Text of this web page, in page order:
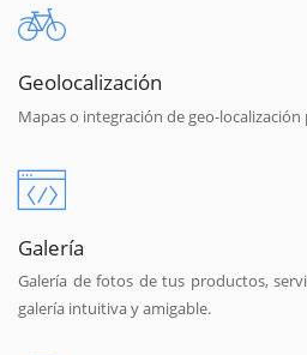
Geolocalización
Mapas o integración de geo-
Galería
Galería de fotos de tus productos,
galería intuitiva y amigable.